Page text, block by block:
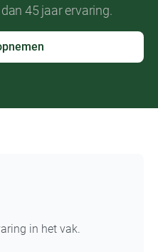
45 jaar ervaring.
in het vak.